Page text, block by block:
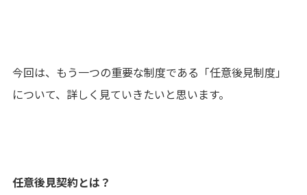
今回は、もう一つの重要な制度である「任意後見制度」
について、詳しく見ていきたいと思います。
任意後見契約とは？